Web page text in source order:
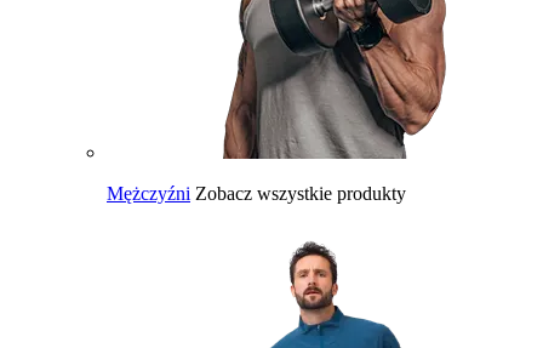
Mężczyźni Zobacz wszystkie produkty